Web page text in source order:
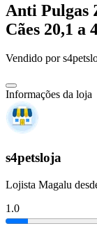
Anti Pulgas
Cães 20,1 a
Vendido por
Informações da loja
s4petsloja
Lojista Magalu
1.0